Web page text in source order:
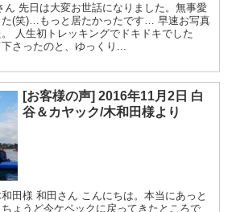
先日は大変お世話になりました。無事愛
た(笑)…もっと居たかったです… 早速お写真
人生初トレッキングでドキドキでした
さったのと、ゆっくり...
[お客様の声] 2016年11月2日 白
谷＆カヤック/木和田様より
様 和田さん こんにちは。本当にあっと
ょうど今ケベックに戻ってきたところで